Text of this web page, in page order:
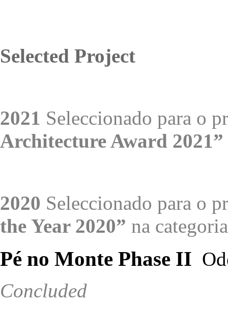
Selected Project
2021 Seleccionado para o
Architecture Award 2021”
2020 Seleccionado para o
the Year 2020” na
Pé no Monte Phase II
Concluded